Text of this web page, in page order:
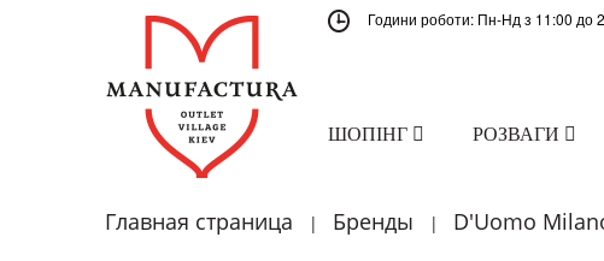
Години роботи: Пн-Нд з 11:00 до
ШОПІНГ РОЗВАГИ
Главная страница | Бренды | D'Uomo